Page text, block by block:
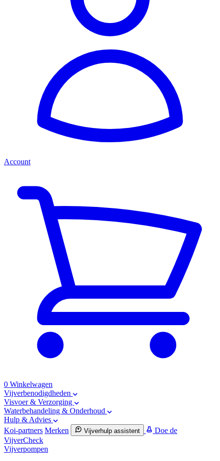
Account
0 Winkelwagen
Vijverbenodigdheden
Visvoer & Verzorging
Waterbehandeling & Onderhoud
Hulp & Advies
Koi-partners Merken Vijverhulp assistent
Doe de
VijverCheck
Vijverpompen